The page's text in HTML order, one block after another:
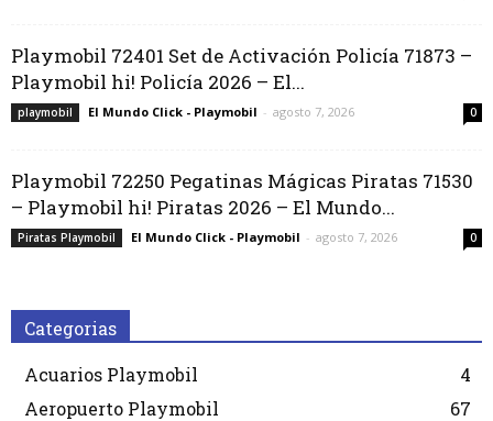
Playmobil 72401 Set de Activación Policía 71873 –
Playmobil hi! Policía 2026 – El...
playmobil El Mundo Click - Playmobil - agosto 7, 2026 0
Playmobil 72250 Pegatinas Mágicas Piratas 71530
– Playmobil hi! Piratas 2026 – El Mundo...
Piratas Playmobil El Mundo Click - Playmobil - agosto 7, 2026 0
Categorias
Acuarios Playmobil
4
Aeropuerto Playmobil
67